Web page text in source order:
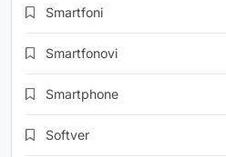
Smartfoni
Smartfonovi
Smartphone
Softver